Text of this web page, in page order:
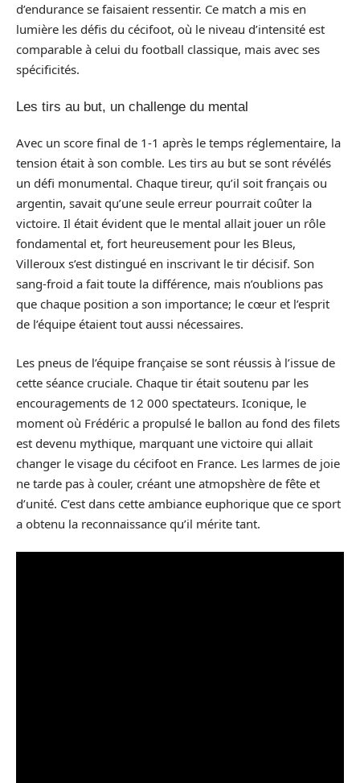
d’endurance se faisaient ressentir. Ce match a mis en
lumière les défis du cécifoot, où le niveau d’intensité est
comparable à celui du football classique, mais avec ses
spécificités.
Les tirs au but, un challenge du mental
Avec un score final de 1-1 après le temps réglementaire, la
tension était à son comble. Les tirs au but se sont révélés
un défi monumental. Chaque tireur, qu’il soit français ou
argentin, savait qu’une seule erreur pourrait coûter la
victoire. Il était évident que le mental allait jouer un rôle
fondamental et, fort heureusement pour les Bleus,
Villeroux s’est distingué en inscrivant le tir décisif. Son
sang-froid a fait toute la différence, mais n’oublions pas
que chaque position a son importance; le cœur et l’esprit
de l’équipe étaient tout aussi nécessaires.
Les pneus de l’équipe française se sont réussis à l’issue de
cette séance cruciale. Chaque tir était soutenu par les
encouragements de 12 000 spectateurs. Iconique, le
moment où Frédéric a propulsé le ballon au fond des filets
est devenu mythique, marquant une victoire qui allait
changer le visage du cécifoot en France. Les larmes de joie
ne tarde pas à couler, créant une atmopshère de fête et
d’unité. C’est dans cette ambiance euphorique que ce sport
a obtenu la reconnaissance qu’il mérite tant.